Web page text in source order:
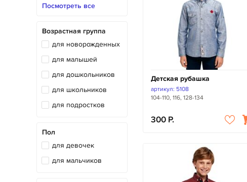
ветровка
джемпер
джинсы
жилет
капри
кардиган
колготки
Посмотреть все
Возрастная группа
для новорожденных
для малышей
для дошкольников
для школьников
для подростков
Пол
для девочек
для мальчиков
Детская рубашка
артикул: 5108
104-110, 116, 128-134
300